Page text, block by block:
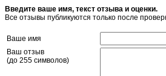
Введите ваше имя, текст отзыва и оценки.
Все отзывы публикуются только после
Ваше имя
Ваш отзыв
(до 255 символов)